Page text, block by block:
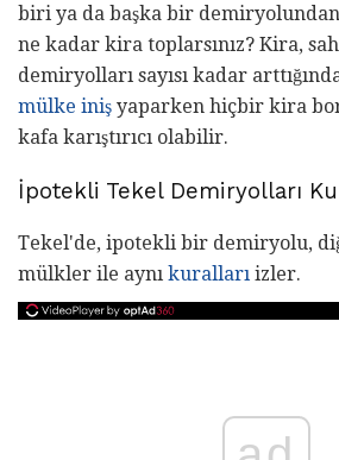
biri ya da başka bir
ne kadar kira toplarsınız? Kira,
demiryolları sayısı kadar
mülke iniş yaparken hiçbir kira
kafa karıştırıcı olabilir.
İpotekli Tekel Demiryolları
Tekel'de, ipotekli bir demiryolu,
mülkler ile aynı kuralları izler.